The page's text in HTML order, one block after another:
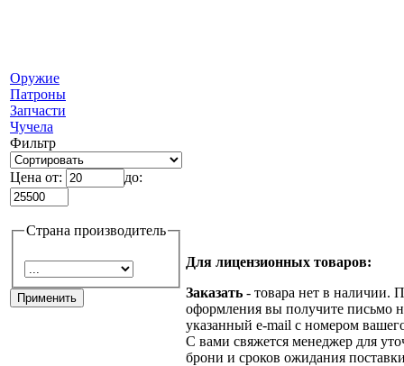
Оружие
Патроны
Запчасти
Чучела
Фильтр
Цена от: до:
Страна производитель
Для лицензионных товаров:
Заказать - товара нет в наличии.
оформления вы получите письмо
указанный e-mail с номером
С вами свяжется менеджер для
брони и сроков ожидания